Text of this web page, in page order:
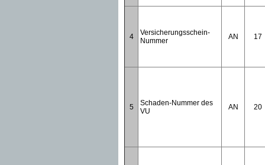
4
Versicherungsschein-
Nummer
AN 17
5
Schaden-Nummer des
VU
AN 20